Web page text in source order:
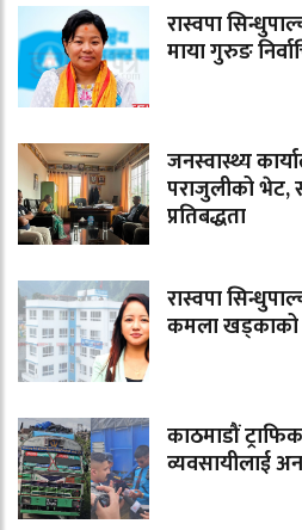
रास्वपा
माया गुरुङ
जनस्वास्थ्य
पराजुलीको भेट,
प्रतिबद्धता
रास्वपा
कमला खड्काको
काठमाडौं
व्यवसायीलाई